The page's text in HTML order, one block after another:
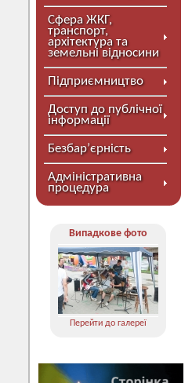
Сфера ЖКГ,
транспорт,
архітектура та
земельні відносини
Підприємництво
Доступ до публічної
інформації
Безбар’єрність
Адміністративна
процедура
Випадкове фото
Перейти до галереї